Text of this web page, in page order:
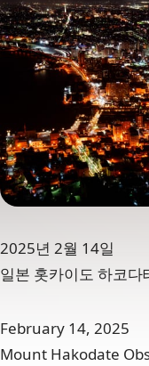
2025년 2월 14일
일본 홋카이도 하코다
February 14, 2025
Mount Hakodate